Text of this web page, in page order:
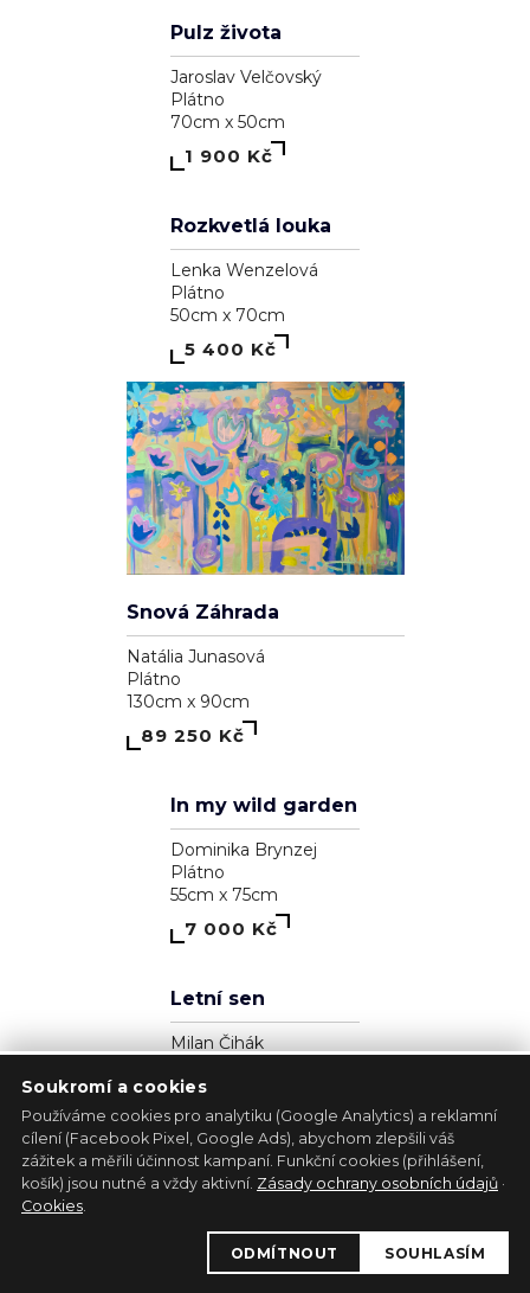
Pavol Tarasovič
Dřevo
15cm x 74cm
39 100 Kč
Zjavenie archanjela
Pavol Tarasovič
Dřevo
39 300 Kč
Kůň - bílá lucernička
Soukromí a cookies
Používáme cookies pro analytiku (Google Analytics) a reklamní
cílení (Facebook Pixel, Google Ads), abychom zlepšili váš
zážitek a měřili účinnost kampaní. Funkční cookies (přihlášení,
košík) jsou nutné a vždy aktivní. Zásady ochrany osobních údajů ·
Cookies.
ODMÍTNOUT SOUHLASÍM